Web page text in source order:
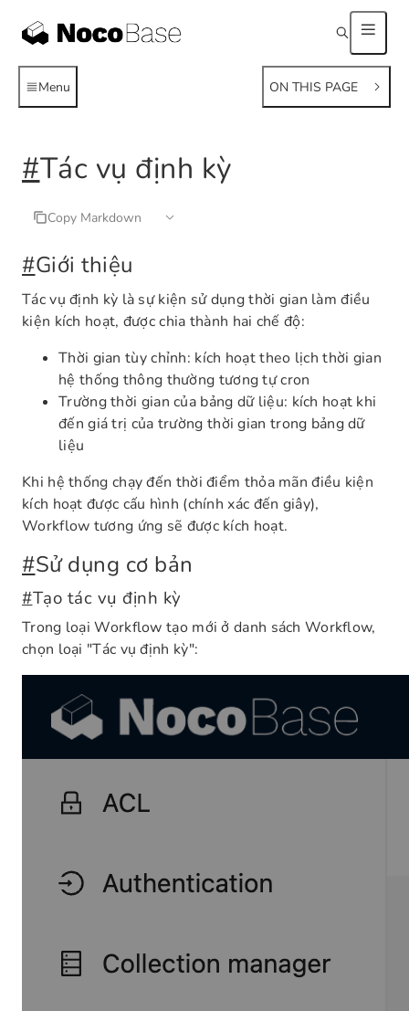
Menu ON THIS PAGE
#Tác vụ định kỳ
Copy Markdown
#Giới thiệu
Tác vụ định kỳ là sự kiện sử dụng thời gian làm điều
kiện kích hoạt, được chia thành hai chế độ:
Thời gian tùy chỉnh: kích hoạt theo lịch thời gian
hệ thống thông thường tương tự cron
Trường thời gian của bảng dữ liệu: kích hoạt khi
đến giá trị của trường thời gian trong bảng dữ
liệu
Khi hệ thống chạy đến thời điểm thỏa mãn điều kiện
kích hoạt được cấu hình (chính xác đến giây),
Workflow tương ứng sẽ được kích hoạt.
#Sử dụng cơ bản
#Tạo tác vụ định kỳ
Trong loại Workflow tạo mới ở danh sách Workflow,
chọn loại "Tác vụ định kỳ":